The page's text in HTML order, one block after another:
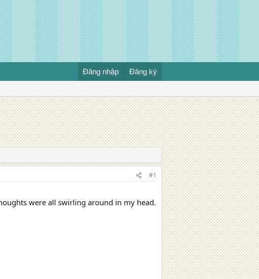
Đăng nhập Đăng ký
#1
were all swirling around in my head.